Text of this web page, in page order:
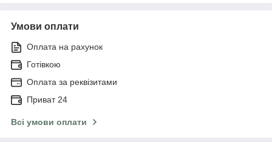
Умови оплати
Оплата на рахунок
Готівкою
Оплата за реквізитами
Приват 24
Всі умови оплати